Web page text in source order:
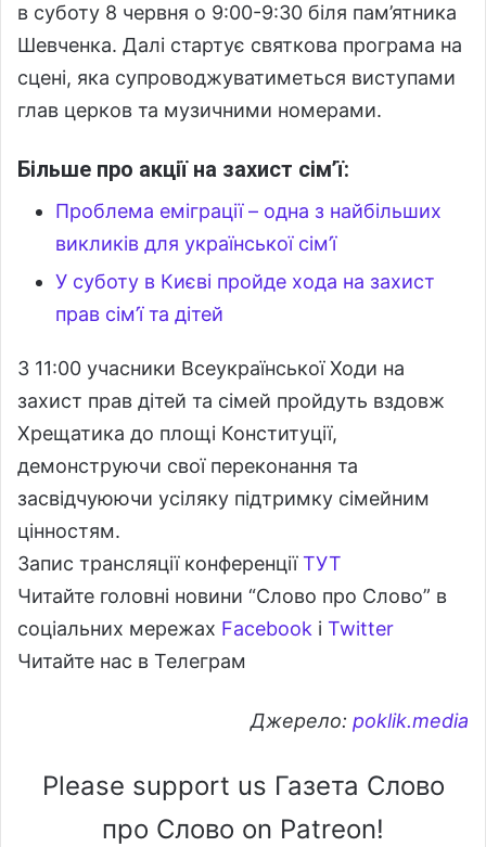
в суботу 8 червня о 9:00-9:30 біля пам’ятника
Шевченка. Далі стартує святкова програма на
сцені, яка супроводжуватиметься виступами
глав церков та музичними номерами.
Більше про акції на захист сім’ї:
Проблема еміграції – одна з найбільших
викликів для української сім’ї
У суботу в Києві пройде хода на захист
прав сім’ї та дітей
З 11:00 учасники Всеукраїнської Ходи на
захист прав дітей та сімей пройдуть вздовж
Хрещатика до площі Конституції,
демонструючи свої переконання та
засвідчуюючи усіляку підтримку сімейним
цінностям.
Запис трансляції конференціїТУТ
Читайте головні новини “Слово про Слово” в
соціальних мережах Facebook і Twitter
Читайте нас в Телеграм
Джерело: poklik.media
Please support us Газета Слово
про Слово on Patreon!